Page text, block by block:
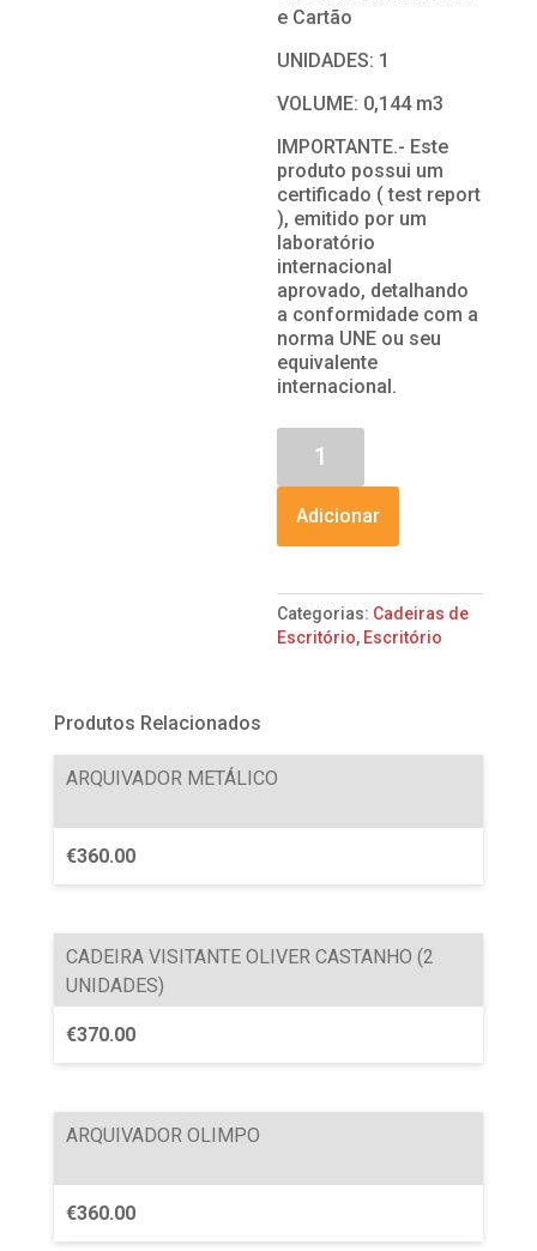
e Cartão
UNIDADES: 1
VOLUME: 0,144 m3
IMPORTANTE.- Este
produto possui um
certificado ( test report
), emitido por um
laboratório
internacional
aprovado, detalhando
a conformidade com a
norma UNE ou seu
equivalente
internacional.
CADEIRA
GIRATÓRIA
Adicionar
Categorias: Cadeiras de
Escritório, Escritório
Produtos Relacionados
ARQUIVADOR METÁLICO
€360.00
CADEIRA VISITANTE OLIVER CASTANHO (2
UNIDADES)
€370.00
ARQUIVADOR OLIMPO
€360.00